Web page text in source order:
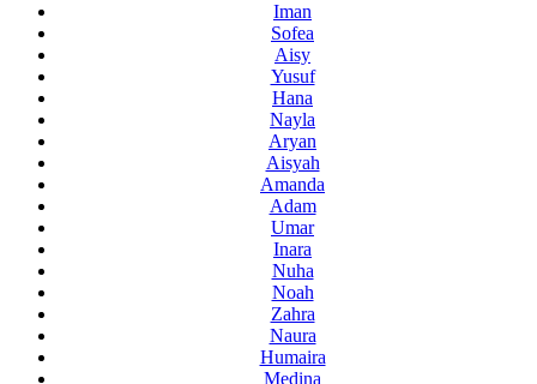
Iman
Sofea
Aisy
Yusuf
Hana
Nayla
Aryan
Aisyah
Amanda
Adam
Umar
Inara
Nuha
Noah
Zahra
Naura
Humaira
Medina